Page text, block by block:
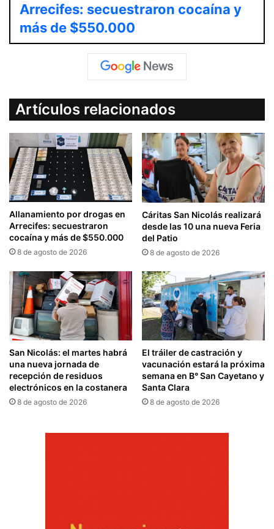
Arrecifes: secuestraron cocaína y
más de $550.000
Artículos relacionados
Allanamiento por drogas en
Arrecifes: secuestraron
cocaína y más de $550.000
8 de agosto de 2026
Cáritas San Nicolás realizará
desde las 10 una nueva Feria
del Patio
8 de agosto de 2026
San Nicolás: el martes habrá
una nueva jornada de
recepción de residuos
electrónicos en la costanera
8 de agosto de 2026
El tráiler de castración y
vacunación estará la próxima
semana en B° San Cayetano y
Santa Clara
8 de agosto de 2026